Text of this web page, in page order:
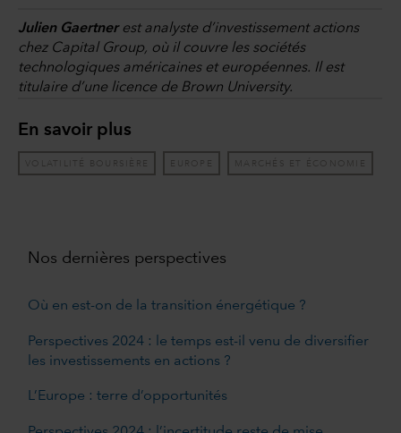
Julien Gaertnerest analyste d’investissement actions
chez Capital Group, où il couvre les sociétés
technologiques américaines et européennes. Il est
titulaire d’une licence de Brown University.
En savoir plus
VOLATILITÉ BOURSIÈRE EUROPE MARCHÉS ET ÉCONOMIE
Nos dernières perspectives
Où en est-on de la transition énergétique ?
Perspectives 2024 : le temps est-il venu de diversifier
les investissements en actions ?
L’Europe : terre d’opportunités